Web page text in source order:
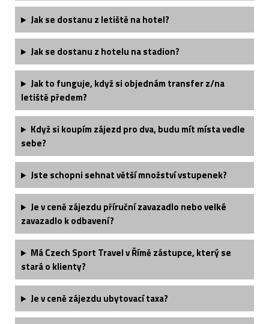
Jak se dostanu z letiště na hotel?
Jak se dostanu z hotelu na stadion?
Jak to funguje, když si objednám transfer z/na
letiště předem?
Když si koupím zájezd pro dva, budu mít místa vedle
sebe?
Jste schopni sehnat větší množství vstupenek?
Je v ceně zájezdu příruční zavazadlo nebo velké
zavazadlo k odbavení?
Má Czech Sport Travel v Římě zástupce, který se
stará o klienty?
Je v ceně zájezdu ubytovací taxa?